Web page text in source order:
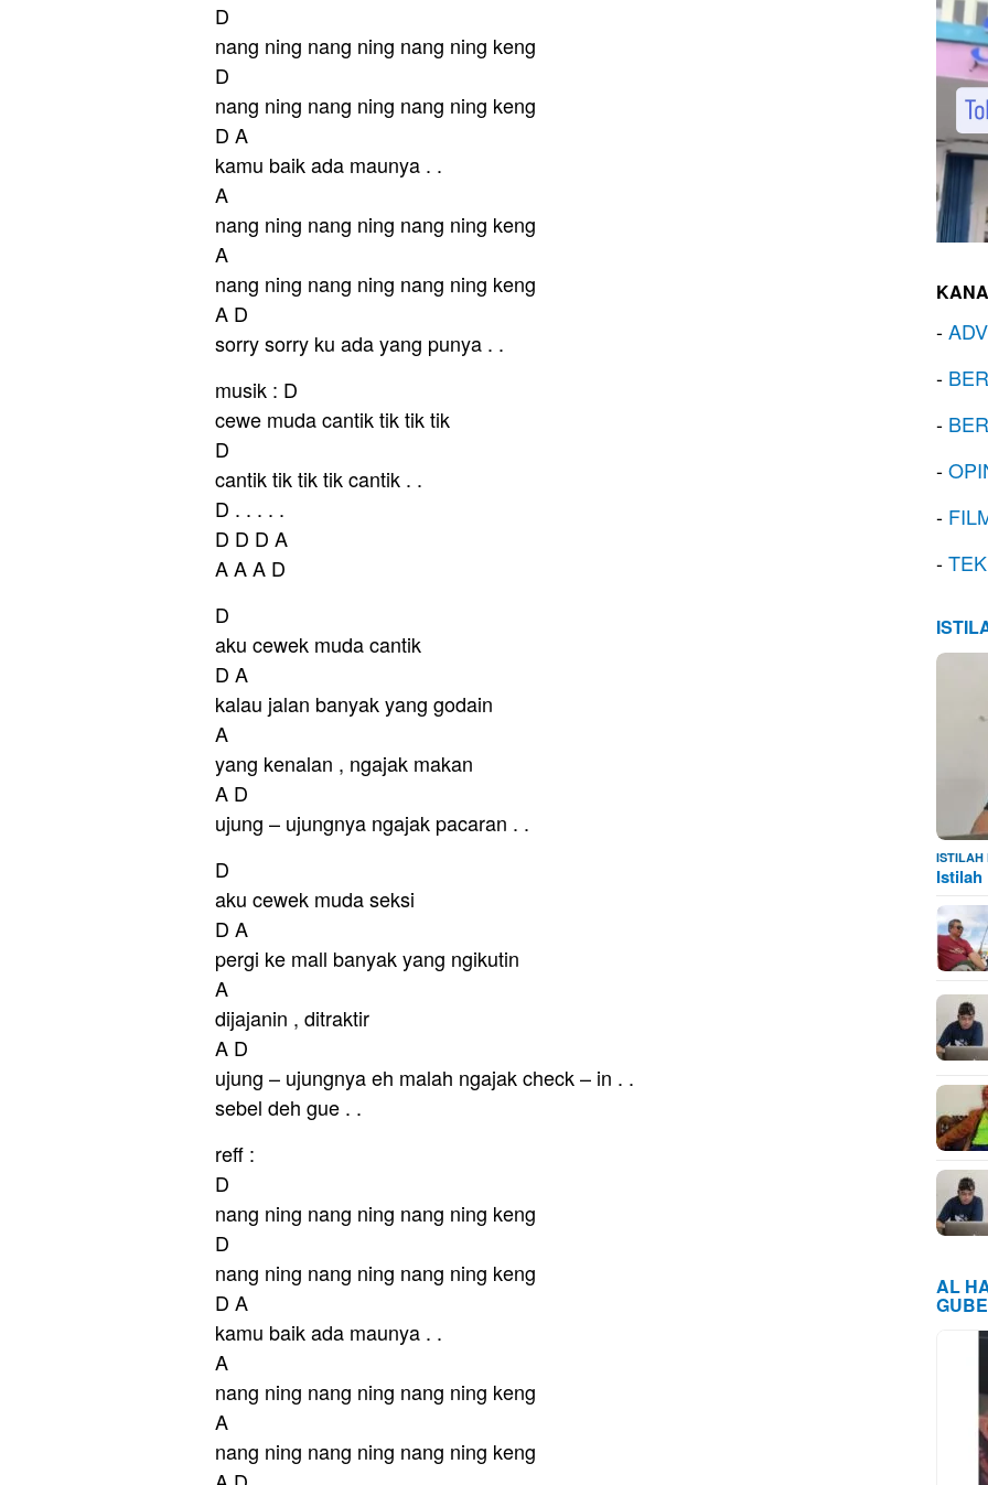
D
nang ning nang ning nang ning keng
D
nang ning nang ning nang ning keng
D A
kamu baik ada maunya . .
A
nang ning nang ning nang ning keng
A
nang ning nang ning nang ning keng
A D
sorry sorry ku ada yang punya . .
musik : D
cewe muda cantik tik tik tik
D
cantik tik tik tik cantik . .
D . . . . .
D D D A
A A A D
D
aku cewek muda cantik
D A
kalau jalan banyak yang godain
A
yang kenalan , ngajak makan
A D
ujung – ujungnya ngajak pacaran . .
D
aku cewek muda seksi
D A
pergi ke mall banyak yang ngikutin
A
dijajanin , ditraktir
A D
ujung – ujungnya eh malah ngajak check – in . .
sebel deh gue . .
reff :
D
nang ning nang ning nang ning keng
D
nang ning nang ning nang ning keng
D A
kamu baik ada maunya . .
A
nang ning nang ning nang ning keng
A
nang ning nang ning nang ning keng
-
-
-
-
-
-
ISTILAH
Istilah
AL